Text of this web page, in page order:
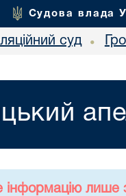
Судова влада
суд •
інформацію лише